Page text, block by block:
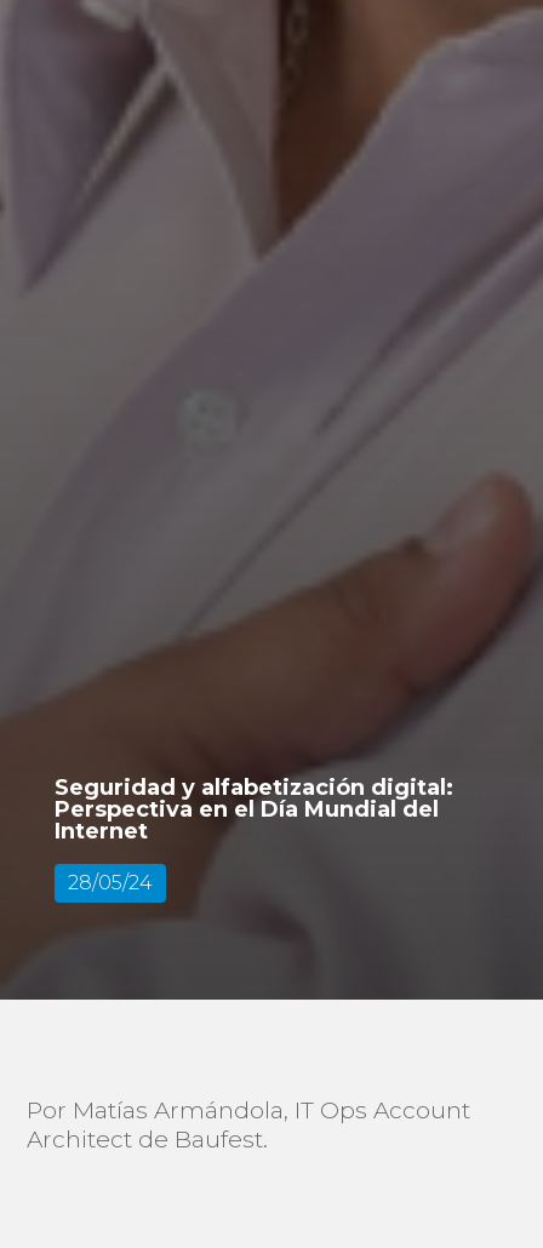
Seguridad y alfabetización digital:
Perspectiva en el Día Mundial del
Internet
28/05/24
Por Matías Armándola, IT Ops Account
Architect de Baufest.